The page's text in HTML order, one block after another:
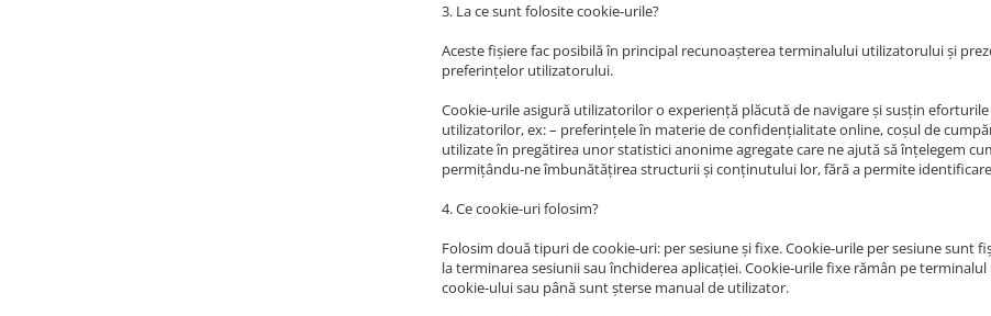
3. La ce sunt folosite cookie-urile?
Aceste fișiere fac posibilă în principal recunoașterea terminalului utilizatorului și
preferințelor utilizatorului.
Cookie-urile asigură utilizatorilor o experiență plăcută de navigare și susțin
utilizatorilor, ex: – preferințele în materie de confidențialitate online, coșul de
utilizate în pregătirea unor statistici anonime agregate care ne ajută să înțelegem
permițându-ne îmbunătățirea structurii și conținutului lor, fără a permite
4. Ce cookie-uri folosim?
Folosim două tipuri de cookie-uri: per sesiune și fixe. Cookie-urile per sesiune
la terminarea sesiunii sau închiderea aplicației. Cookie-urile fixe rămân pe
cookie-ului sau până sunt șterse manual de utilizator.